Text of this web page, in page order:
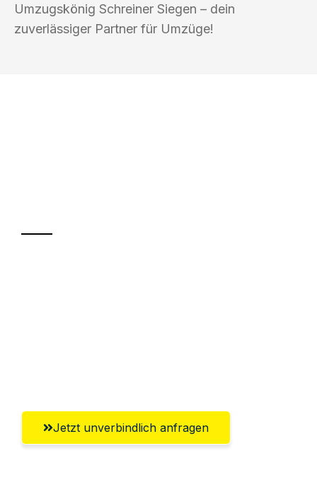
Umzugskönig Schreiner Siegen – dein
zuverlässiger Partner für Umzüge!
Jetzt unverbindlich anfragen